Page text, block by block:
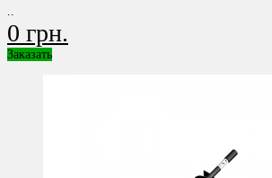
0 грн.
Заказать